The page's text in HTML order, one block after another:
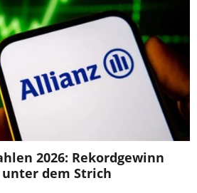
2026: Rekordgewinn
dem Strich